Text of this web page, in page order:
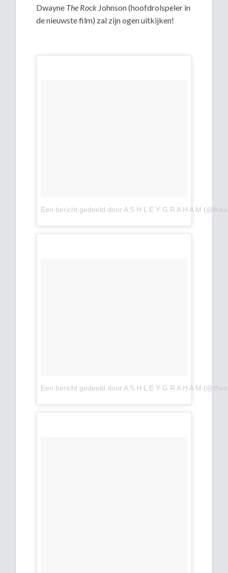
Dwayne The Rock Johnson (hoofdrolspeler in
de nieuwste film) zal zijn ogen uitkijken!
Een bericht gedeeld door A S H L E Y G R A H A M
Een bericht gedeeld door A S H L E Y G R A H A M